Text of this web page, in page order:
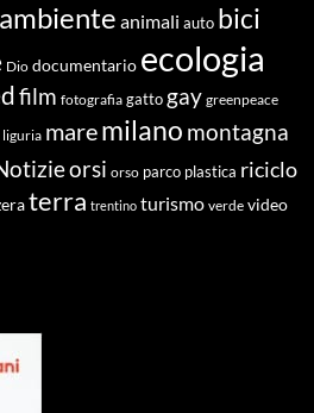
ambiente animali auto bici
Dio documentario ecologia
film fotografia gatto gay greenpeace
liguria maremilano montagna
orsi orso parco plastica riciclo
terra trentino turismo verde video